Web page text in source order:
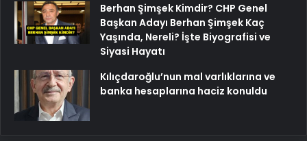
Berhan Şimşek Kimdir? CHP Genel
Başkan Adayı Berhan Şimşek Kaç
Yaşında, Nereli? İşte Biyografisi ve
Siyasi Hayatı
Kılıçdaroğlu’nun mal varlıklarına ve
banka hesaplarına haciz konuldu